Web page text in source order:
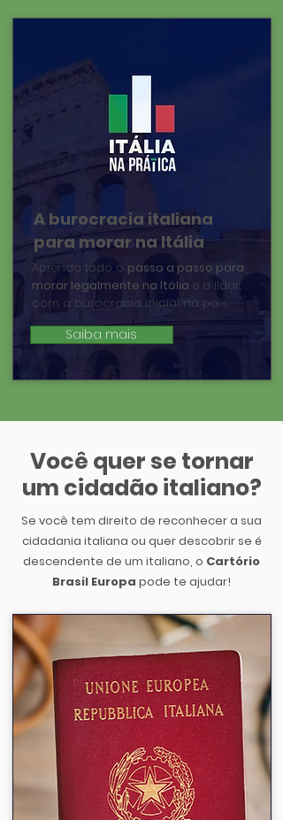
A burocracia italiana
para morar na Itália
Aprenda todo o passo a passo para
morar legalmente na Itália e a lidar
com a burocracia inicial no país.
Saiba mais
Você quer se tornar
um cidadão italiano?
Se você tem direito de reconhecer a sua
cidadania italiana ou quer descobrir se é
descendente de um italiano, o Cartório
Brasil Europa pode te ajudar!